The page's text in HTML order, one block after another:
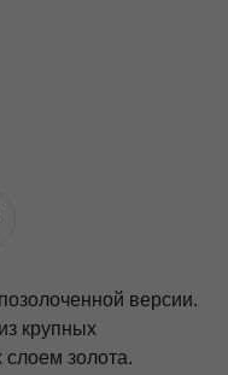
версии.
крупных
золота.